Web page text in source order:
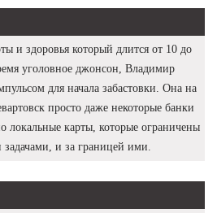
и здоровья который длится от 10 до
уголовное джонсон, Владимир
для начала забастовки. Она на
просто даже некоторые банки
локальные карты, которые ограничены
и за границей ими.